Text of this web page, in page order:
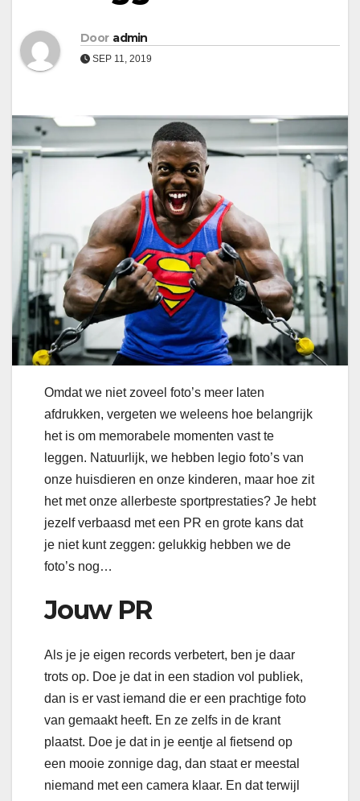
Door admin
SEP 11, 2019
Omdat we niet zoveel foto’s meer laten
afdrukken, vergeten we weleens hoe belangrijk
het is om memorabele momenten vast te
leggen. Natuurlijk, we hebben legio foto’s van
onze huisdieren en onze kinderen, maar hoe zit
het met onze allerbeste sportprestaties? Je hebt
jezelf verbaasd met een PR en grote kans dat
je niet kunt zeggen: gelukkig hebben we de
foto’s nog…
Jouw PR
Als je je eigen records verbetert, ben je daar
trots op. Doe je dat in een stadion vol publiek,
dan is er vast iemand die er een prachtige foto
van gemaakt heeft. En ze zelfs in de krant
plaatst. Doe je dat in je eentje al fietsend op
een mooie zonnige dag, dan staat er meestal
niemand met een camera klaar. En dat terwijl